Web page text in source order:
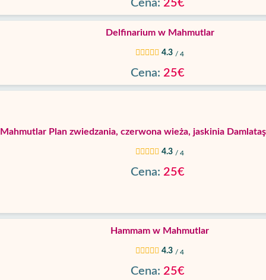
Cena: 25€
Delfinarium w Mahmutlar
4.3 / 4
Cena: 25€
Plan zwiedzania, czerwona wieża, jaskinia
4.3 / 4
Cena: 25€
Hammam w Mahmutlar
4.3 / 4
Cena: 25€